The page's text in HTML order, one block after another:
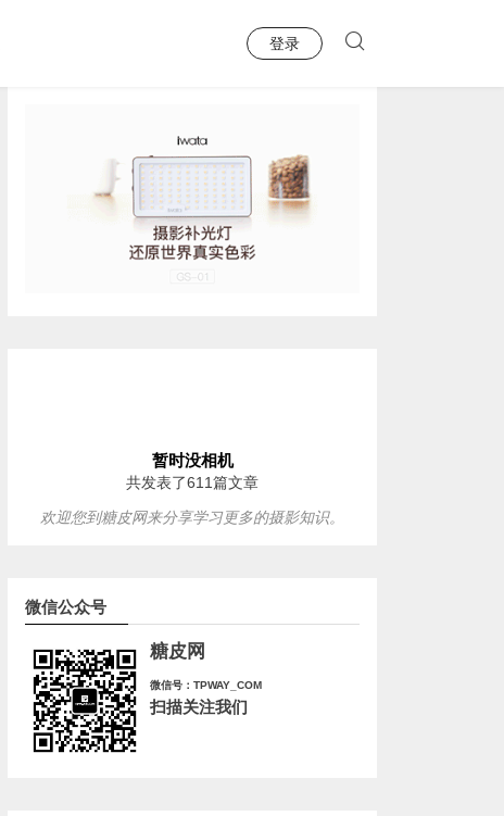
登录
暂时没相机
共发表了611篇文章
欢迎您到糖皮网来分享学习更多的摄影知识。
微信公众号
糖皮网
微信号：TPWAY_COM
扫描关注我们